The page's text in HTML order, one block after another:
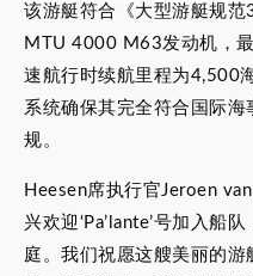
该游艇符合《大型游艇规范
MTU 4000 M63发动机，
速航行时续航里程为4,500
系统确保其完全符合国际
规。
Heesen席执行官Jeroen
兴欢迎‘Pa’lante’号加入船
庭。我们祝愿这艘美丽的